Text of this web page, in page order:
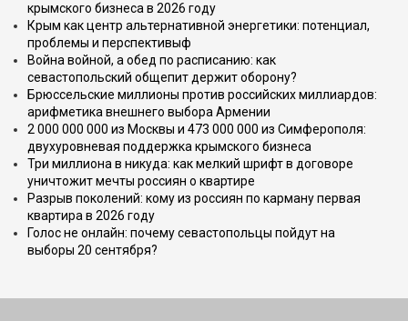
крымского бизнеса в 2026 году
Крым как центр альтернативной энергетики: потенциал,
проблемы и перспективыф
Война войной, а обед по расписанию: как
севастопольский общепит держит оборону?
Брюссельские миллионы против российских миллиардов:
арифметика внешнего выбора Армении
2 000 000 000 из Москвы и 473 000 000 из Симферополя:
двухуровневая поддержка крымского бизнеса
Три миллиона в никуда: как мелкий шрифт в договоре
уничтожит мечты россиян о квартире
Разрыв поколений: кому из россиян по карману первая
квартира в 2026 году
Голос не онлайн: почему севастопольцы пойдут на
выборы 20 сентября?